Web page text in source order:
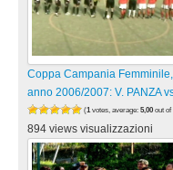
Coppa Campania Femminile,
anno 2006/2007: V. PANZA
(1 votes, average: 5,00 out of
894 views visualizzazioni